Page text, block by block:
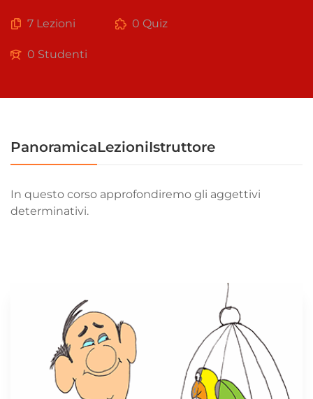
7 Lezioni 0 Quiz
0 Studenti
PanoramicaLezioniIstruttore
In questo corso approfondiremo gli aggettivi
determinativi.